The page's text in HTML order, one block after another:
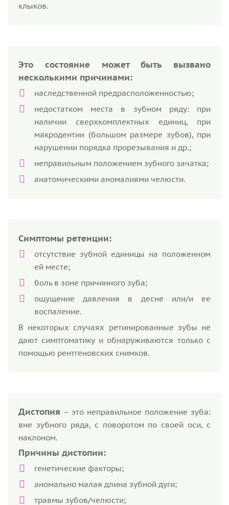
клыков.
Это состояние может быть вызвано
несколькими причинами:
наследственной предрасположенностью;
недостатком места в зубном ряду: при
наличии сверхкомплектных единиц, при
макродентии (большом размере зубов), при
нарушении порядка прорезывания и др.;
неправильным положением зубного зачатка;
анатомическими аномалиями челюсти.
Симптомы ретенции:
отсутствие зубной единицы на положенном
ей месте;
боль в зоне причинного зуба;
ощущение давления в десне или/и ее
воспаление.
В некоторых случаях ретинированные зубы не
дают симптоматику и обнаруживаются только с
помощью рентгеновских снимков.
Дистопия – это неправильное положение зуба:
вне зубного ряда, с поворотом по своей оси, с
наклоном.
Причины дистопии:
генетические факторы;
аномально малая длина зубной дуги;
травмы зубов/челюсти;